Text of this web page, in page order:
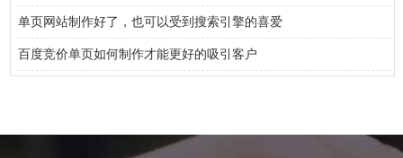
单页网站制作好了，也可以受到搜索引擎的喜爱
百度竞价单页如何制作才能更好的吸引客户